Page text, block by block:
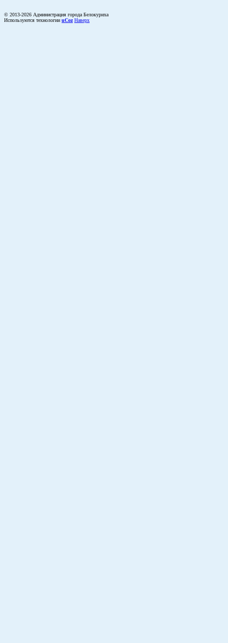
© 2013-2026 Администрация города Белокуриха
Используются технологии uCoz Наверх